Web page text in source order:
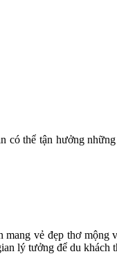
thể tận hưởng
vẻ đẹp thơ
lý tưởng để du khách